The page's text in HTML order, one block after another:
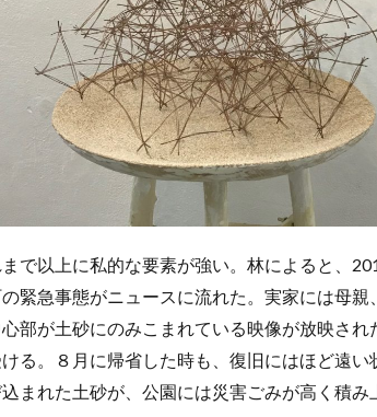
で以上に私的な要素が強い。林によると、
緊急事態がニュースに流れた。実家には母
部が土砂にのみこまれている映像が放映さ
る。８月に帰省した時も、復旧にはほど遠い
まれた土砂が、公園には災害ごみが高く積